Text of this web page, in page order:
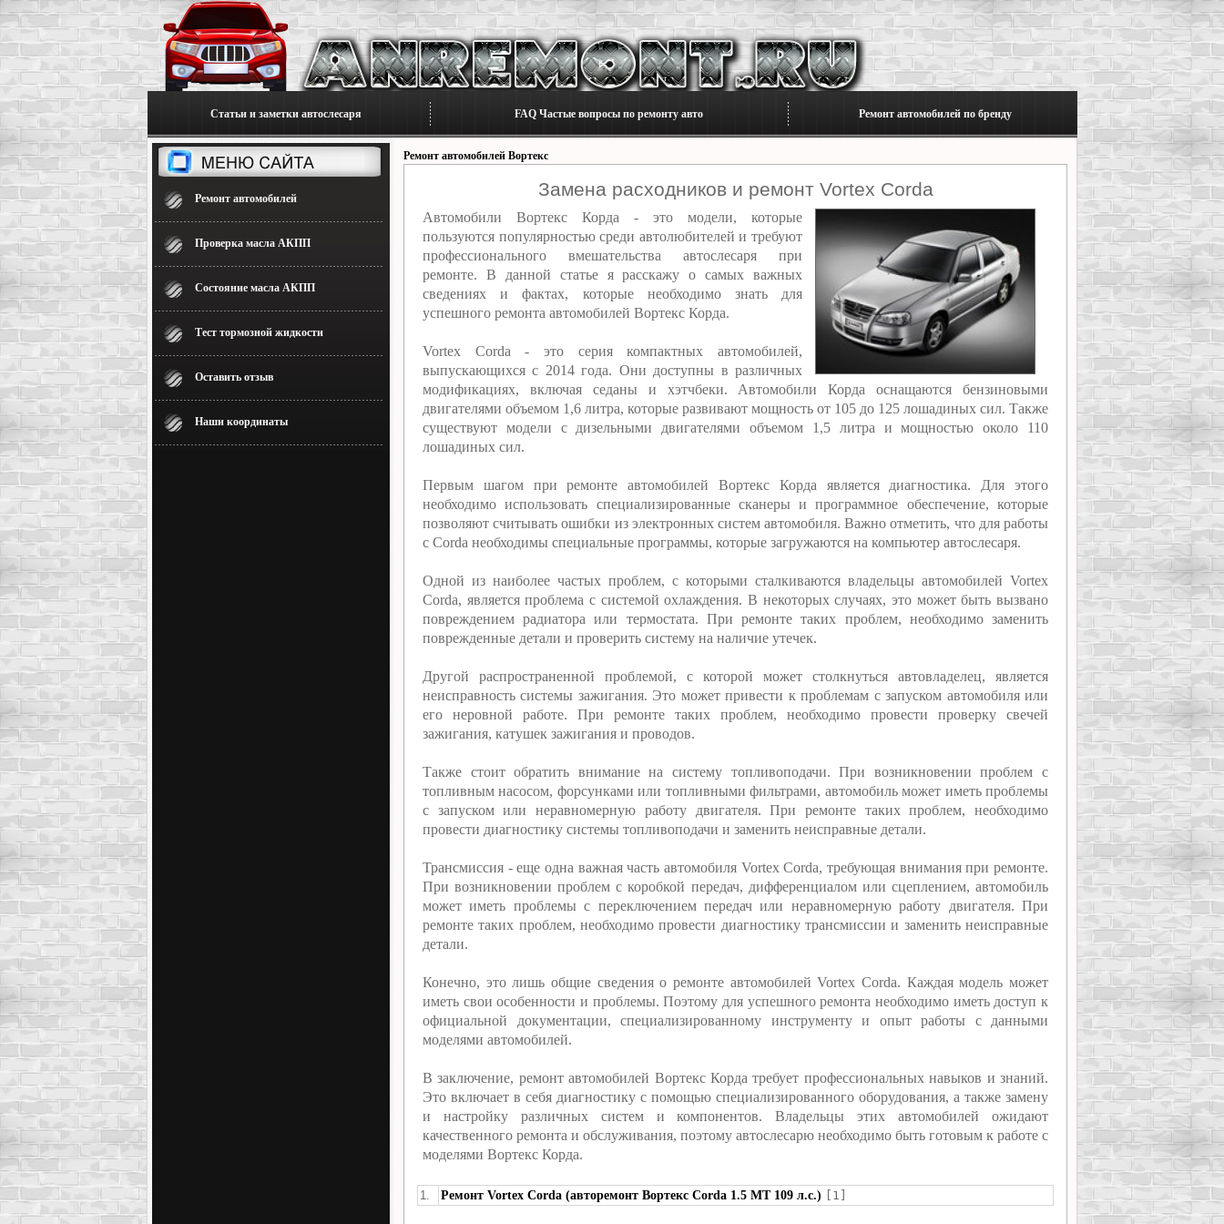
Статьи и заметки автослесаря FAQ Частые вопросы по ремонту авто Ремонт автомобилей по бренду
Ремонт автомобилей
Проверка масла АКПП
Состояние масла АКПП
Тест тормозной жидкости
Оставить отзыв
Наши координаты
Ремонт автомобилей Вортекс
Замена расходников и ремонт Vortex Corda
Автомобили Вортекс Корда - это модели, которые
пользуются популярностью среди автолюбителей и требуют
профессионального вмешательства автослесаря при
ремонте. В данной статье я расскажу о самых важных
сведениях и фактах, которые необходимо знать для
успешного ремонта автомобилей Вортекс Корда.
Vortex Corda - это серия компактных автомобилей,
выпускающихся с 2014 года. Они доступны в различных
модификациях, включая седаны и хэтчбеки. Автомобили Корда оснащаются бензиновыми
двигателями объемом 1,6 литра, которые развивают мощность от 105 до 125 лошадиных сил. Также
существуют модели с дизельными двигателями объемом 1,5 литра и мощностью около 110
лошадиных сил.
Первым шагом при ремонте автомобилей Вортекс Корда является диагностика. Для этого
необходимо использовать специализированные сканеры и программное обеспечение, которые
позволяют считывать ошибки из электронных систем автомобиля. Важно отметить, что для работы
с Corda необходимы специальные программы, которые загружаются на компьютер автослесаря.
Одной из наиболее частых проблем, с которыми сталкиваются владельцы автомобилей Vortex
Corda, является проблема с системой охлаждения. В некоторых случаях, это может быть вызвано
повреждением радиатора или термостата. При ремонте таких проблем, необходимо заменить
поврежденные детали и проверить систему на наличие утечек.
Другой распространенной проблемой, с которой может столкнуться автовладелец, является
неисправность системы зажигания. Это может привести к проблемам с запуском автомобиля или
его неровной работе. При ремонте таких проблем, необходимо провести проверку свечей
зажигания, катушек зажигания и проводов.
Также стоит обратить внимание на систему топливоподачи. При возникновении проблем с
топливным насосом, форсунками или топливными фильтрами, автомобиль может иметь проблемы
с запуском или неравномерную работу двигателя. При ремонте таких проблем, необходимо
провести диагностику системы топливоподачи и заменить неисправные детали.
Трансмиссия - еще одна важная часть автомобиля Vortex Corda, требующая внимания при ремонте.
При возникновении проблем с коробкой передач, дифференциалом или сцеплением, автомобиль
может иметь проблемы с переключением передач или неравномерную работу двигателя. При
ремонте таких проблем, необходимо провести диагностику трансмиссии и заменить неисправные
детали.
Конечно, это лишь общие сведения о ремонте автомобилей Vortex Corda. Каждая модель может
иметь свои особенности и проблемы. Поэтому для успешного ремонта необходимо иметь доступ к
официальной документации, специализированному инструменту и опыт работы с данными
моделями автомобилей.
В заключение, ремонт автомобилей Вортекс Корда требует профессиональных навыков и знаний.
Это включает в себя диагностику с помощью специализированного оборудования, а также замену
и настройку различных систем и компонентов. Владельцы этих автомобилей ожидают
качественного ремонта и обслуживания, поэтому автослесарю необходимо быть готовым к работе с
моделями Вортекс Корда.
1. Ремонт Vortex Corda (авторемонт Вортекс Corda 1.5 MT 109 л.с.) [1]